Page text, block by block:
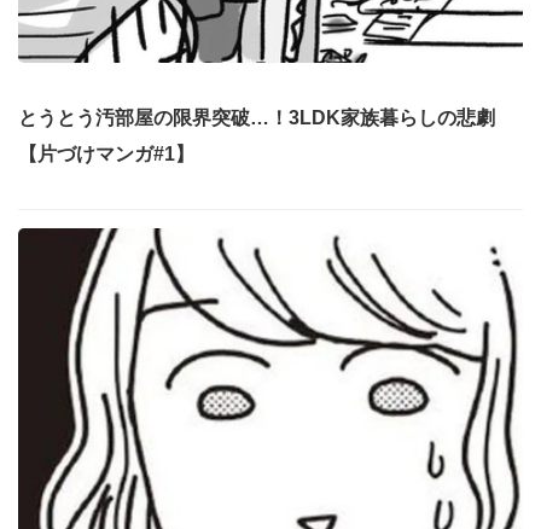
とうとう汚部屋の限界突破…！3LDK家族暮らしの悲劇
【片づけマンガ#1】